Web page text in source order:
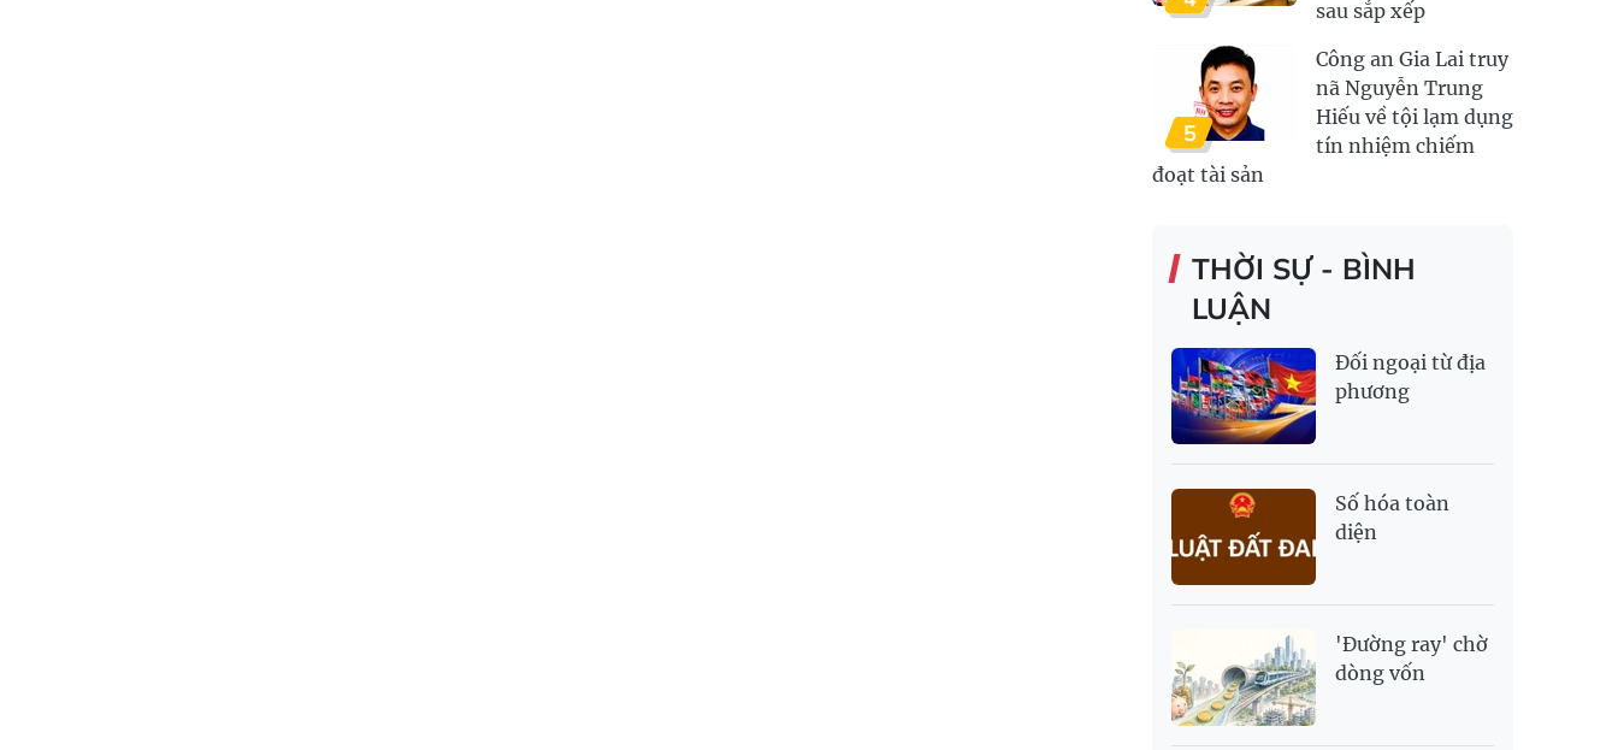
sau sắp xếp
5
Công an Gia Lai truy
nã Nguyễn Trung
Hiếu về tội lạm dụng
tín nhiệm chiếm
đoạt tài sản
THỜI SỰ - BÌNH
LUẬN
Đối ngoại từ địa
phương
Số hóa toàn
diện
'Đường ray' chờ
dòng vốn